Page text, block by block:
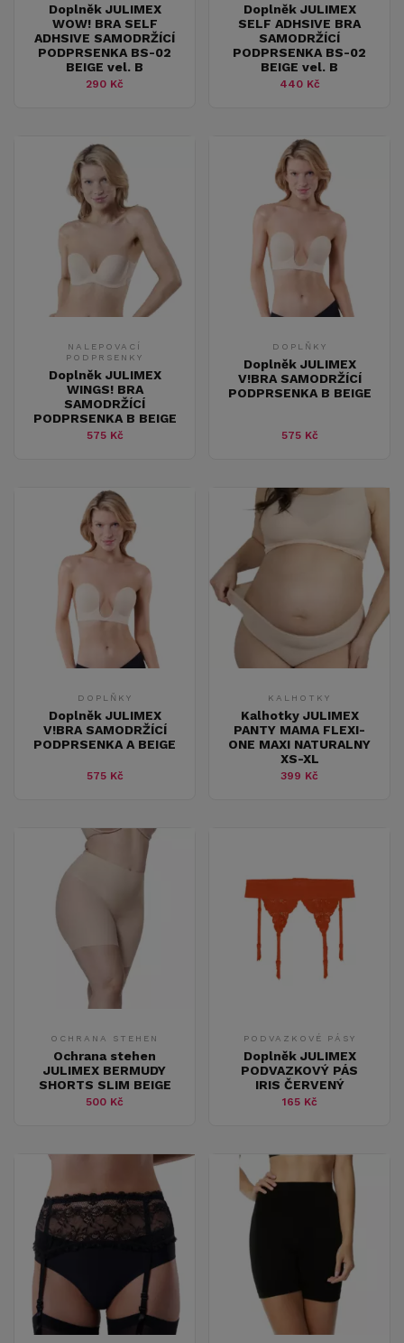
Doplněk JULIMEX
WOW! BRA SELF
ADHSIVE SAMODRŽÍCÍ
PODPRSENKA BS-02
BEIGE vel. B
290 Kč
Doplněk JULIMEX
SELF ADHSIVE BRA
SAMODRŽÍCÍ
PODPRSENKA BS-02
BEIGE vel. B
440 Kč
NALEPOVACÍ
PODPRSENKY
Doplněk JULIMEX
WINGS! BRA
SAMODRŽÍCÍ
PODPRSENKA B BEIGE
575 Kč
DOPLŇKY
Doplněk JULIMEX
V!BRA SAMODRŽÍCÍ
PODPRSENKA B BEIGE
575 Kč
DOPLŇKY
Doplněk JULIMEX
V!BRA SAMODRŽÍCÍ
PODPRSENKA A BEIGE
575 Kč
KALHOTKY
Kalhotky JULIMEX
PANTY MAMA FLEXI-
ONE MAXI NATURALNY
XS-XL
399 Kč
OCHRANA STEHEN
Ochrana stehen
JULIMEX BERMUDY
SHORTS SLIM BEIGE
500 Kč
PODVAZKOVÉ PÁSY
Doplněk JULIMEX
PODVAZKOVÝ PÁS
IRIS ČERVENÝ
165 Kč